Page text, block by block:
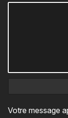
Votre message